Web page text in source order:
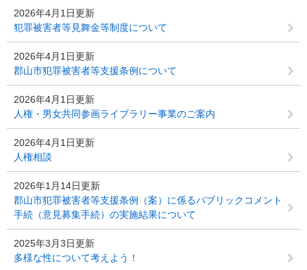
2026年4月1日更新
犯罪被害者等見舞金等制度について
2026年4月1日更新
郡山市犯罪被害者等支援条例について
2026年4月1日更新
人権・男女共同参画ライブラリー事業のご案内
2026年4月1日更新
人権相談
2026年1月14日更新
郡山市犯罪被害者等支援条例（案）に係るパブリックコメント
手続（意見募集手続）の実施結果について
2025年3月3日更新
多様な性について考えよう！